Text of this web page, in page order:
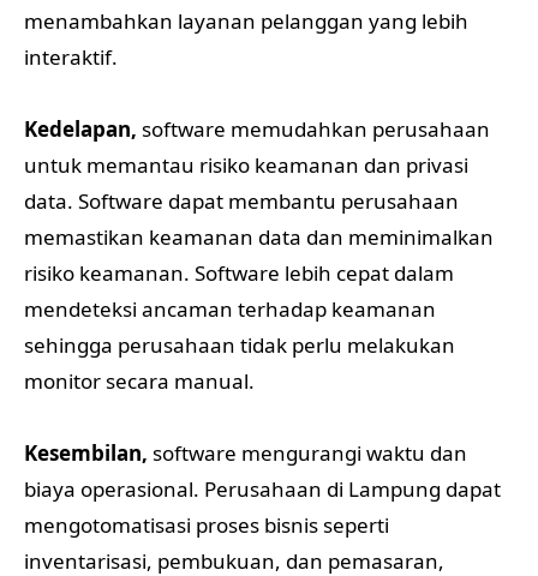
menambahkan layanan pelanggan yang lebih
interaktif.
Kedelapan, software memudahkan perusahaan
untuk memantau risiko keamanan dan privasi
data. Software dapat membantu perusahaan
memastikan keamanan data dan meminimalkan
risiko keamanan. Software lebih cepat dalam
mendeteksi ancaman terhadap keamanan
sehingga perusahaan tidak perlu melakukan
monitor secara manual.
Kesembilan, software mengurangi waktu dan
biaya operasional. Perusahaan di Lampung dapat
mengotomatisasi proses bisnis seperti
inventarisasi, pembukuan, dan pemasaran,